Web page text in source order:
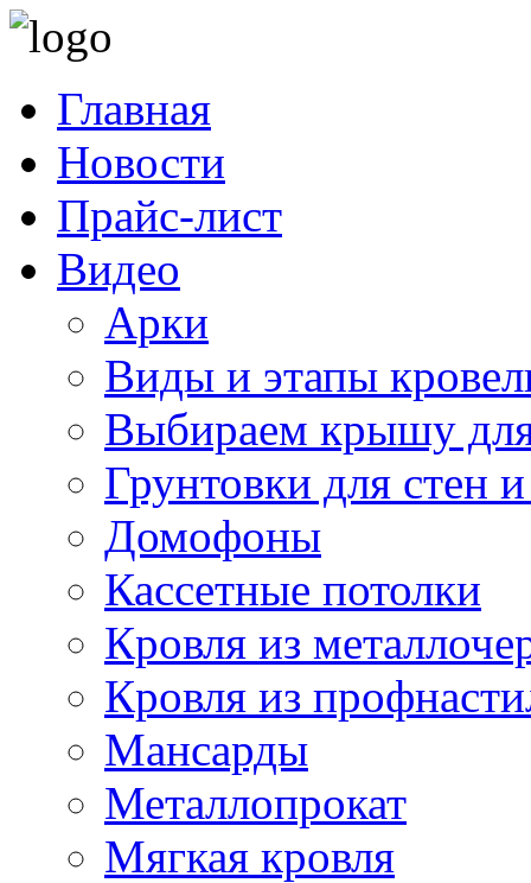
Главная
Новости
Прайс-лист
Видео
Арки
Виды и этапы
Выбираем крышу
Грунтовки для стен
Домофоны
Кассетные потолки
Кровля из
Кровля из
Мансарды
Металлопрокат
Мягкая кровля